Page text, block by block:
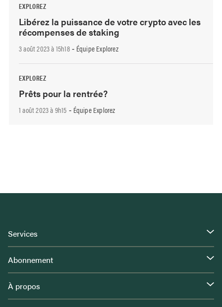
EXPLOREZ
Libérez la puissance de votre crypto avec les
récompenses de staking
3 août 2023 à 15h18- Équipe Explorez
EXPLOREZ
Prêts pour la rentrée?
1 août 2023 à 9h15 - Équipe Explorez
Services
Abonnement
À propos